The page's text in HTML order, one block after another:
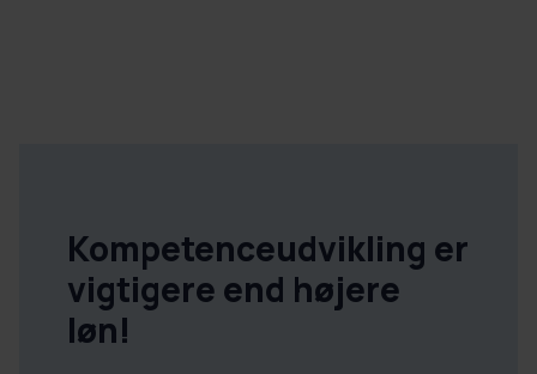
Kompetenceudvikling er
vigtigere end højere
løn!